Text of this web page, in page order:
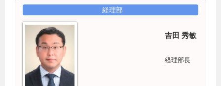
経理部
吉田 秀敏
経理部長